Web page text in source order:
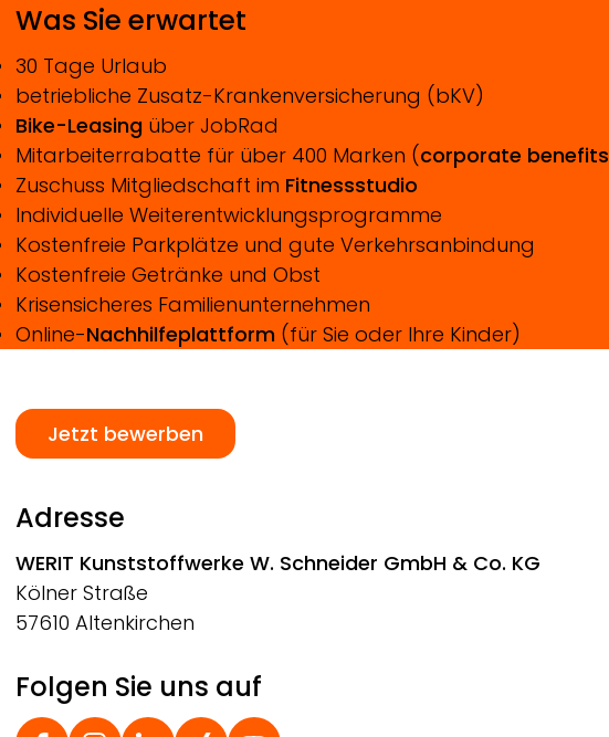
Was Sie erwartet
30 Tage Urlaub
betriebliche Zusatz-Krankenversicherung (bKV)
Bike-Leasingüber JobRad
Mitarbeiterrabatte für über 400 Marken (corporate benefits
Zuschuss Mitgliedschaft im Fitnessstudio
Individuelle Weiterentwicklungsprogramme
Kostenfreie Parkplätze und gute Verkehrsanbindung
Kostenfreie Getränke und Obst
Krisensicheres Familienunternehmen
Online-Nachhilfeplattform(für Sie oder Ihre Kinder)
Jetzt bewerben
Adresse
WERIT Kunststoffwerke W. Schneider GmbH & Co. KG
Kölner Straße
57610 Altenkirchen
Folgen Sie uns auf
Social Footer